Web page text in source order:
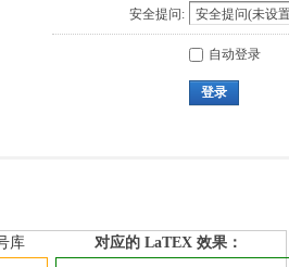
安全提问:
自动登录
登录
库
对应的 LaTEX 效果：